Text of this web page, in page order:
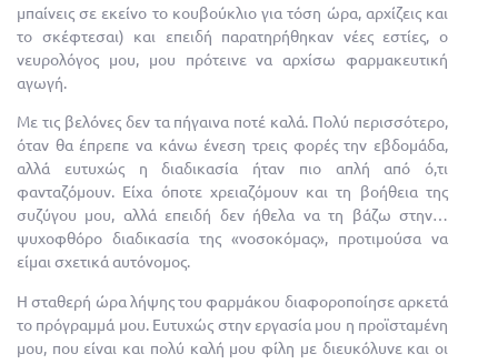
μπαίνεις σε εκείνο το κουβούκλιο για τόση ώρα, αρχίζεις και
το σκέφτεσαι) και επειδή παρατηρήθηκαν νέες εστίες, ο
νευρολόγος μου, μου πρότεινε να αρχίσω φαρμακευτική
αγωγή.
Με τις βελόνες δεν τα πήγαινα ποτέ καλά. Πολύ περισσότερο,
όταν θα έπρεπε να κάνω ένεση τρεις φορές την εβδομάδα,
αλλά ευτυχώς η διαδικασία ήταν πιο απλή από ό,τι
φανταζόμουν. Είχα όποτε χρειαζόμουν και τη βοήθεια της
συζύγου μου, αλλά επειδή δεν ήθελα να τη βάζω στην…
ψυχοφθόρο διαδικασία της «νοσοκόμας», προτιμούσα να
είμαι σχετικά αυτόνομος.
Η σταθερή ώρα λήψης του φαρμάκου διαφοροποίησε αρκετά
το πρόγραμμά μου. Ευτυχώς στην εργασία μου η προϊσταμένη
μου, που είναι και πολύ καλή μου φίλη με διευκόλυνε και οι